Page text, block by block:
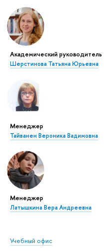
Академический руководитель
Шерстинова Татьяна Юрьевна
Менеджер
Тайванен Вероника Вадимовна
Менеджер
Латышкина Вера Андреевна
Учебный офис